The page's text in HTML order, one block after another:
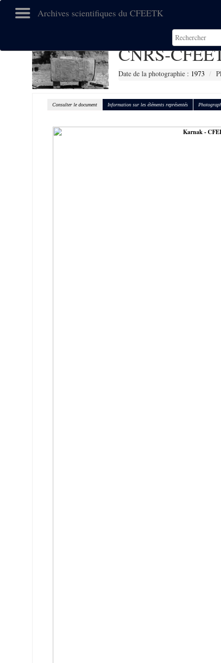
Archives scientifiques du CFEETK
CNRS-
Date de la photographie : 1973
Consulter le document Information sur les éléments représentés